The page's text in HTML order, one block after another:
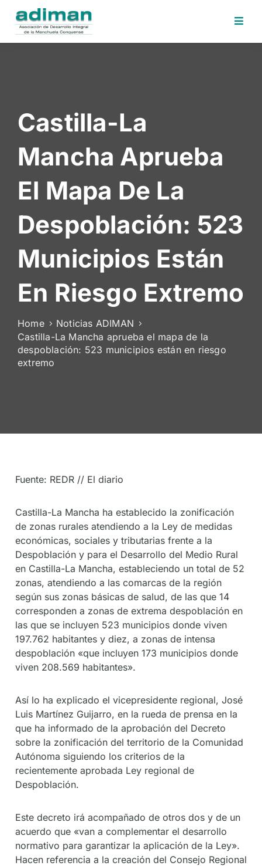
Desafios
Electrónica
Contratante
Noticias
Contacto
Area
Socios
Castilla-La
Mancha Aprueba
El Mapa De La
Despoblación: 523
Municipios Están
En Riesgo Extremo
Home
Noticias ADIMAN
Castilla-La Mancha aprueba el mapa de la
despoblación: 523 municipios están en riesgo
extremo
Fuente: REDR // El diario
Castilla-La Mancha ha establecido la zonificación
de zonas rurales atendiendo a la Ley de medidas
económicas, sociales y tributarias frente a la
Despoblación y para el Desarrollo del Medio Rural
en Castilla-La Mancha, estableciendo un total de 52
zonas, atendiendo a las comarcas de la región
según sus zonas básicas de salud, de las que 14
corresponden a zonas de extrema despoblación en
las que se incluyen 523 municipios donde viven
197.762 habitantes y diez, a zonas de intensa
despoblación «que incluyen 173 municipios donde
viven 208.569 habitantes».
Así lo ha explicado el vicepresidente regional, José
Luis Martínez Guijarro, en la rueda de prensa en la
que ha informado de la aprobación del Decreto
sobre la zonificación del territorio de la Comunidad
Autónoma siguiendo los criterios de la
recientemente aprobada Ley regional de
Despoblación.
Este decreto irá acompañado de otros dos y de un
acuerdo que «van a complementar el desarrollo
normativo para garantizar la aplicación de la Ley».
Hacen referencia a la creación del Consejo Regional